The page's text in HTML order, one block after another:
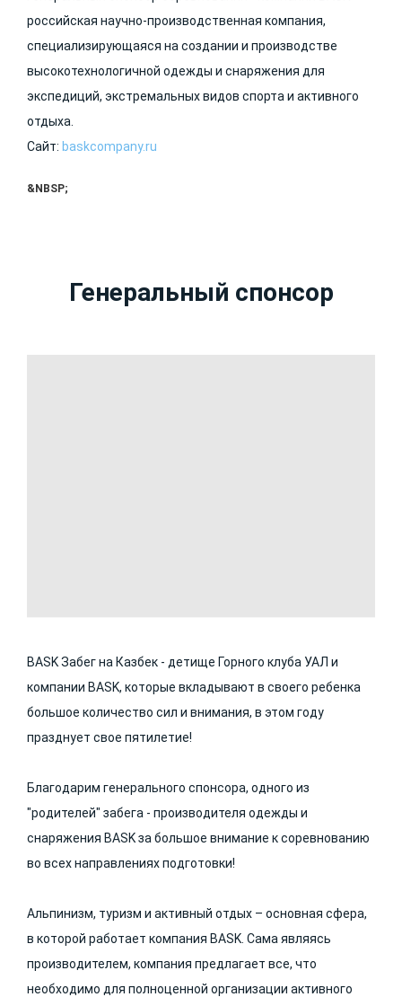
российская научно-производственная компания,
специализирующаяся на создании и производстве
высокотехнологичной одежды и снаряжения для
экспедиций, экстремальных видов спорта и активного
отдыха.
Сайт: baskcompany.ru
&NBSP;
Генеральный спонсор
BASK Забег на Казбек - детище Горного клуба УАЛ и
компании BASK, которые вкладывают в своего ребенка
большое количество сил и внимания, в этом году
празднует свое пятилетие!
Благодарим генерального спонсора, одного из
"родителей" забега - производителя одежды и
снаряжения BASK за большое внимание к соревнованию
во всех направлениях подготовки!
Альпинизм, туризм и активный отдых – основная сфера,
в которой работает компания BASK. Сама являясь
производителем, компания предлагает все, что
необходимо для полноценной организации активного